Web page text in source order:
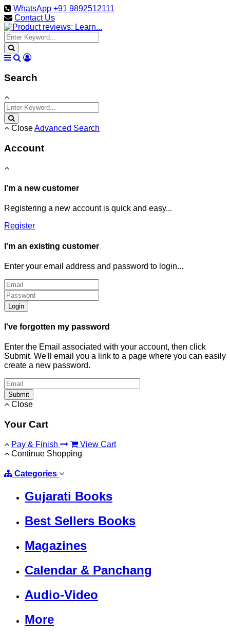
WhatsApp +91 9892512111
Contact Us
Search
CloseAdvanced Search
Account
I'm a new customer
Registering a new account is quick and easy...
Register
I'm an existing customer
Enter your email address and password to login...
Login
I've forgotten my password
Enter the Email associated with your account, then click
Submit. We'll email you a link to a page where you can easily
create a new password.
Submit
Close
Your Cart
Pay & Finish
View Cart
Continue Shopping
Categories
Gujarati Books
Best Sellers Books
Magazines
Calendar & Panchang
Audio-Video
More